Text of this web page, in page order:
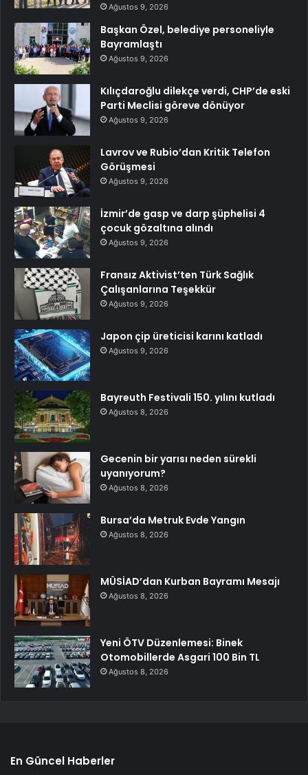
Ağustos 9, 2026
Başkan Özel, belediye personeliyle
Bayramlaştı
Ağustos 9, 2026
Kılıçdaroğlu dilekçe verdi, CHP’de eski
Parti Meclisi göreve dönüyor
Ağustos 9, 2026
Lavrov ve Rubio’dan Kritik Telefon
Görüşmesi
Ağustos 9, 2026
İzmir’de gasp ve darp şüphelisi 4
çocuk gözaltına alındı
Ağustos 9, 2026
Fransız Aktivist’ten Türk Sağlık
Çalışanlarına Teşekkür
Ağustos 9, 2026
Japon çip üreticisi karını katladı
Ağustos 9, 2026
Bayreuth Festivali 150. yılını kutladı
Ağustos 8, 2026
Gecenin bir yarısı neden sürekli
uyanıyorum?
Ağustos 8, 2026
Bursa’da Metruk Evde Yangın
Ağustos 8, 2026
MÜSİAD’dan Kurban Bayramı Mesajı
Ağustos 8, 2026
Yeni ÖTV Düzenlemesi: Binek
Otomobillerde Asgari 100 Bin TL
Ağustos 8, 2026
En Güncel Haberler